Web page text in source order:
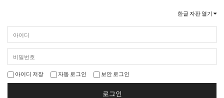
한글 자판 열기
아이디 저장 자동 로그인 보안 로그인
로그인